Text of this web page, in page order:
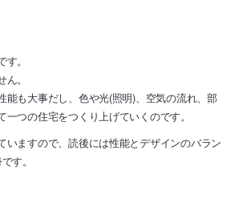
。
。
も大事だし、色や光(照明)、空気の流れ、部
つの住宅をつくり上げていくのです。
ますので、読後には性能とデザインのバラン
す。